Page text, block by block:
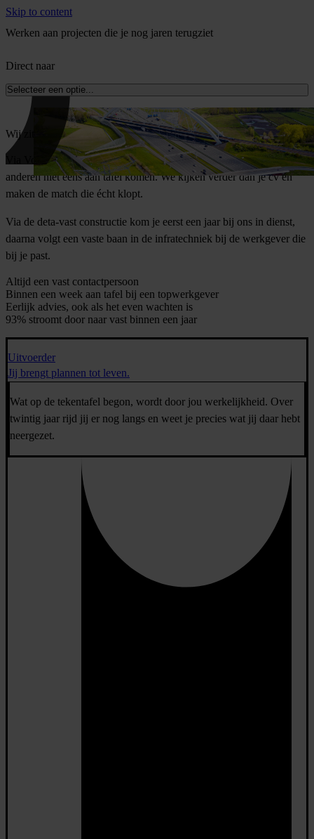
Skip to content
Werken aan projecten die je nog jaren terugziet
Direct naar
Selecteer een optie...
Wij zitten aan tafel bij de partijen die Nederland bouwen
Via Vonders kom je binnen bij werkgevers in de techniek waar
anderen niet eens aan tafel komen. We kijken verder dan je cv en
maken de match die écht klopt.
Via de deta-vast constructie kom je eerst een jaar bij ons in dienst,
daarna volgt een vaste baan in de infratechniek bij de werkgever die
bij je past.
Altijd een vast contactpersoon
Binnen een week aan tafel bij een topwerkgever
Eerlijk advies, ook als het even wachten is
93% stroomt door naar vast binnen een jaar
Uitvoerder
Jij brengt plannen tot leven.
Wat op de tekentafel begon, wordt door jou werkelijkheid. Over
twintig jaar rijd jij er nog langs en weet je precies wat jij daar hebt
neergezet.